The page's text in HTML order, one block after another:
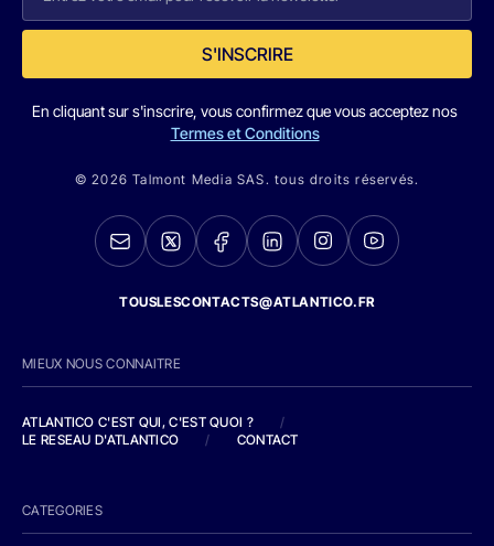
S'INSCRIRE
En cliquant sur s'inscrire, vous confirmez que vous acceptez nos
Termes et Conditions
© 2026 Talmont Media SAS. tous droits réservés.
TOUSLESCONTACTS@ATLANTICO.FR
MIEUX NOUS CONNAITRE
ATLANTICO C'EST QUI, C'EST QUOI ?
/
LE RESEAU D'ATLANTICO
/ CONTACT
CATEGORIES